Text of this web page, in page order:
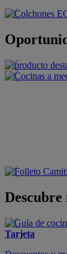
Descubre
Tarjeta